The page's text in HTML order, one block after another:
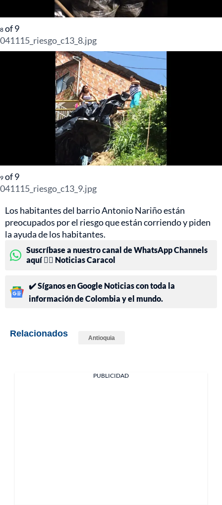
8 of9
041115_riesgo_c13_8.jpg
9 of9
041115_riesgo_c13_9.jpg
Los habitantes del barrio Antonio Nariño están
preocupados por el riesgo que están corriendo y piden
la ayuda de los habitantes.
Suscríbase a nuestro canal de WhatsApp Channels
aquí 👉🏻 Noticias Caracol
✔️ Síganos en Google Noticias con toda la
información de Colombia y el mundo.
Relacionados Antioquia
PUBLICIDAD